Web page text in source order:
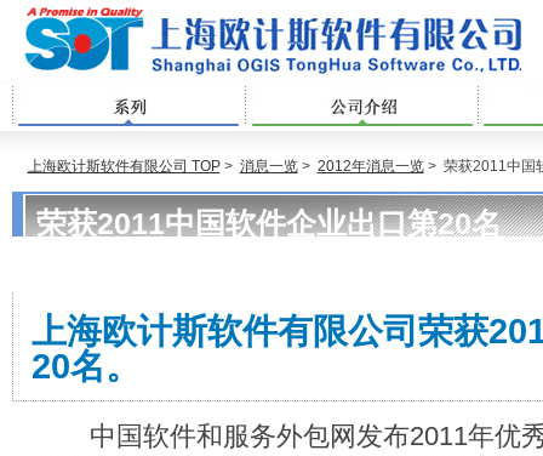
上海欧计斯软件有限公司 TOP> 消息一览> 2012年消息一览> 荣获2011中国
荣获2011中国软件企业出口第20名
上海欧计斯软件有限公司荣获
20名。
中国软件和服务外包网发布2011年优